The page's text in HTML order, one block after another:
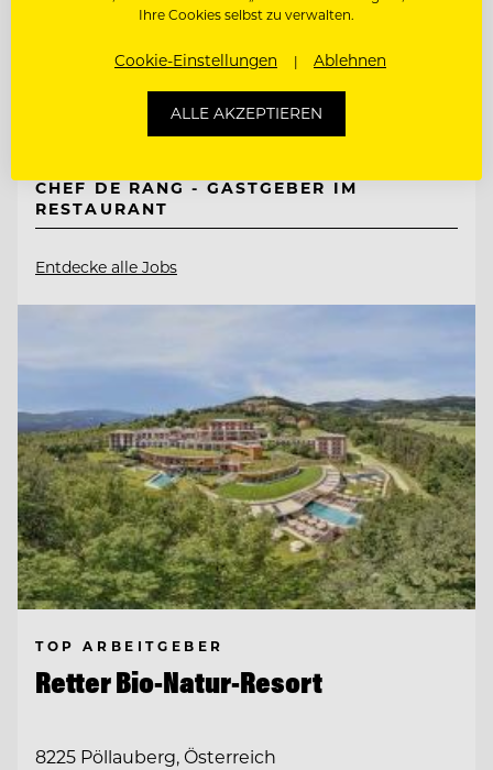
9551 Bodensdorf, Ossiacher See, Österreich
BEAUTY & WOHLFÜHL EXPERT:IN
CHEF DE RANG - GASTGEBER IM
RESTAURANT
Entdecke alle Jobs
TOP ARBEITGEBER
Retter Bio-Natur-Resort
8225 Pöllauberg, Österreich
Ihre Cookies selbst zu verwalten.
Cookie-Einstellungen Ablehnen
ALLE AKZEPTIEREN